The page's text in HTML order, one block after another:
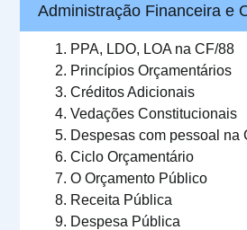
Administração Financeira e
PPA, LDO, LOA na CF/88
Princípios Orçamentários
Créditos Adicionais
Vedações Constitucionais
Despesas com pessoal na
Ciclo Orçamentário
O Orçamento Público
Receita Pública
Despesa Pública